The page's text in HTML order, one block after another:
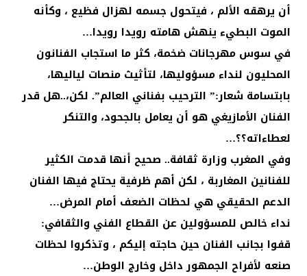
أن يرهقه الألم ، فيتحول جسمه لهزال فظيع ، وكأنه
الموت البطيء ينهش هامته رويدا رويدا…
في سوس مهرجانات ضخمة، كثر ما استجاب الفنانون
المحليون لنداء مسؤوليها، لتأثيث منصات لياليها،
بابتسامة شعار:” الترحيب بفناني العالم”. لكن،..هل قدر
الفنان الأمازيغي هو أن يعامل بالجحود، والتنكر
لعطاءاته؟؟…
وفي المغرب وزارة ثقافة.. صحيح أنها قدمت الكثير
للفنانين المغاربة ، لكن أهم ظرفية يحتاج فيها الفنان
الدعم الحقيقي هي لحظات الضعف أمام المرض…
نداء خالص للمسؤولين عن القطاع الفني والثقافي:
قفوا بجانب الفنان حين حاجته إليكم ، وتذكروا لحظات
صنعه لأفراح الجمهور داخل وخارج الوطن…